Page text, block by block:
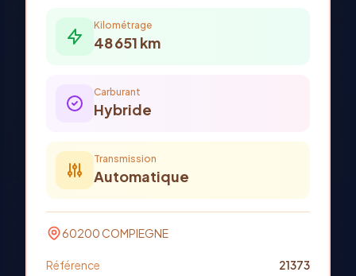
Kilométrage
48 651 km
Carburant
Hybride
Transmission
Automatique
60200COMPIEGNE
Référence 21373